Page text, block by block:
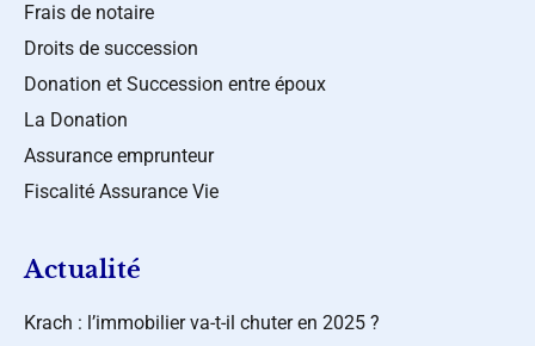
Frais de notaire
Droits de succession
Donation et Succession entre époux
La Donation
Assurance emprunteur
Fiscalité Assurance Vie
Actualité
Krach : l’immobilier va-t-il chuter en 2025 ?